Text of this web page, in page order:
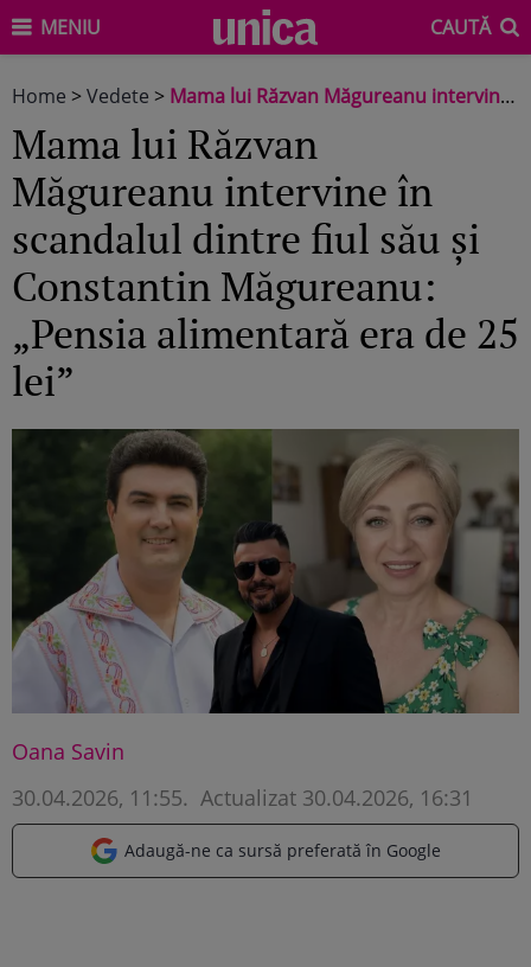
MENIU CAUTĂ
Home >Vedete > Mama lui Răzvan Măgureanu intervine în scandalul dintre fiul său și Constantin Măgureanu: „Pensia alimentară era de 25 lei”
Mama lui Răzvan
Măgureanu intervine în
scandalul dintre fiul său și
Constantin Măgureanu:
„Pensia alimentară era de 25
lei”
Oana Savin
30.04.2026, 11:55. Actualizat 30.04.2026, 16:31
Adaugă-ne ca sursă preferată în Google